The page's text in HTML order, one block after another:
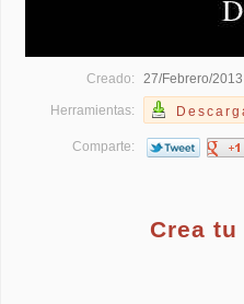
Creado: 27/Febrero/2013
Herramientas:
Comparte:
Crea